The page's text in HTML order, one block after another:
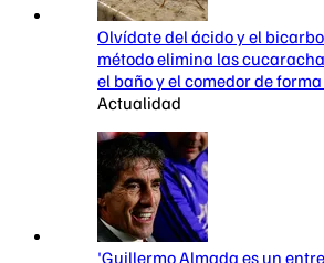
Olvídate del ácido y el
método elimina las
el baño y el comedor de
Actualidad
'Guillermo Almada es un